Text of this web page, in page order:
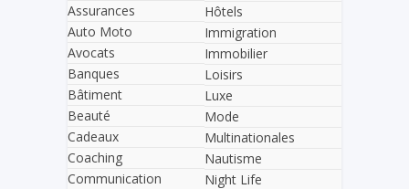
Assurances
Auto Moto
Avocats
Banques
Bâtiment
Beauté
Cadeaux
Coaching
Communication
Hôtels
Immigration
Immobilier
Loisirs
Luxe
Mode
Multinationales
Nautisme
Night Life